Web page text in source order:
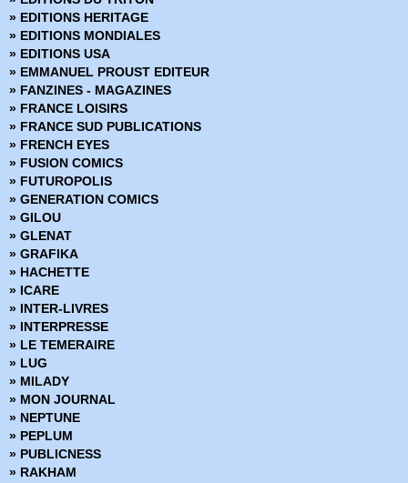
» Hulk - Gamma
» Hulk - Pocket Color
» Hulk - Pocket NB
» Hulk (Collection Flash Nouvelle Formule)
» Hulk Géant
» Hulk HS
» Il est Minuit
» Il est Minuit - Comics Pocket Série 1
» Il est Minuit - Comics Pocket Série 2
» Jonah Hex - Arédit DC Couleur
» Jonah Hex - DC Arédit - Pocket NB
» Judge Dredd
» Kamandi - Artima Color DC Superstar
» Kamandi - Comics Pocket
» Kazar
» King Conan
» Kull - Pocket Couleur
» L'Escadron des Etoiles
» L'Inattendu - Comics Pocket
» La Créature du Marais - Arédit DC Couleur - Serie 1
» La Créature du Marais - Artima Color Dc Super Star
» La Légende de Star-Lord
» La Légion des Super-Héros - Artima Dc Color
» La Ligue de Justice - Serie 1 - Artima Dc Color
» La Ligue de Justice - Serie 2 -Dc Arédit
» La Maison du Mystère - Comics Pocket
Le Fils de Satan - Comics Pocket
» EDITIONS HERITAGE
» EDITIONS MONDIALES
» EDITIONS USA
» EMMANUEL PROUST EDITEUR
» FANZINES - MAGAZINES
» FRANCE LOISIRS
» FRANCE SUD PUBLICATIONS
» FRENCH EYES
» FUSION COMICS
» FUTUROPOLIS
» GENERATION COMICS
» GILOU
» GLENAT
» GRAFIKA
» HACHETTE
» ICARE
» INTER-LIVRES
» INTERPRESSE
» LE TEMERAIRE
» LUG
» MILADY
» MON JOURNAL
» NEPTUNE
» PEPLUM
» PUBLICNESS
» RAKHAM